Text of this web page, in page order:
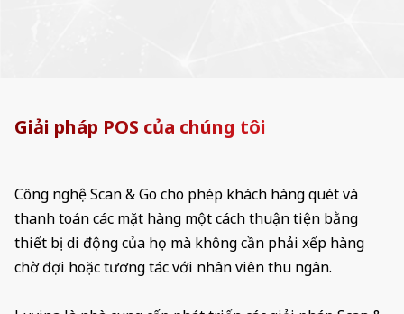
Giải pháp POS của chúng tôi
Công nghệ Scan & Go cho phép khách hàng quét và
thanh toán các mặt hàng một cách thuận tiện bằng
thiết bị di động của họ mà không cần phải xếp hàng
chờ đợi hoặc tương tác với nhân viên thu ngân.